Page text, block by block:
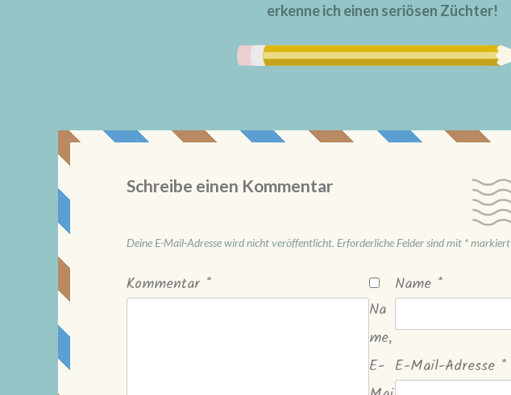
erkenne ich einen seriösen Züchter!
Schreibe einen Kommentar
Deine E-Mail-Adresse wird nicht veröffentlicht. Erforderliche Felder sind mit *markiert
Kommentar * Name *
E-Mail-Adresse *
Na
me,
E-